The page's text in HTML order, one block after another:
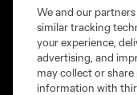
Privacy
Do Not Sell or Share My
©2026 MLS. The Major
registered trademarks of
We and our
similar tracking
your experience,
advertising, and
may collect or
information with